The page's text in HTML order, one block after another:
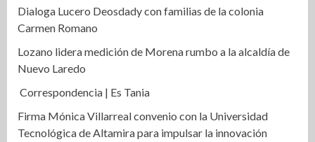
Dialoga Lucero Deosdady con familias de la colonia
Carmen Romano
Lozano lidera medición de Morena rumbo a la alcaldía de
Nuevo Laredo
Correspondencia | Es Tania
Firma Mónica Villarreal convenio con la Universidad
Tecnológica de Altamira para impulsar la innovación